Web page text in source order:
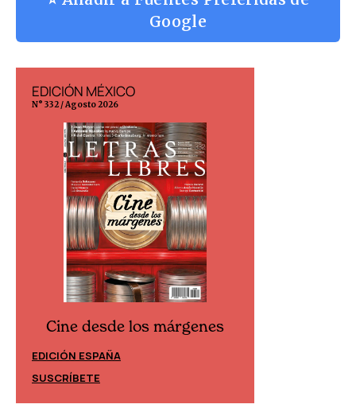
Google
EDICIÓN MÉXICO
N° 332 / Agosto 2026
Cine desde los márgenes
EDICIÓN ESPAÑA
SUSCRÍBETE